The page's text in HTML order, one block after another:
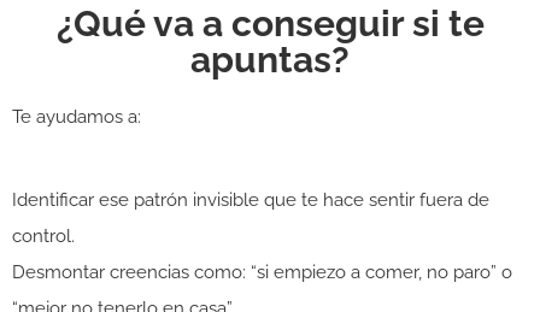
¿Qué va a conseguir si te
apuntas?
Te ayudamos a:
Identificar ese patrón invisible que te hace sentir fuera de
control.
Desmontar creencias como: “si empiezo a comer, no paro” o